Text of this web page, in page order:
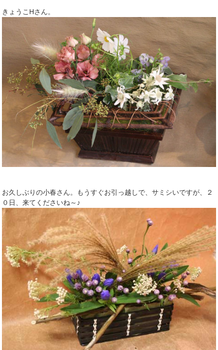
きょうこHさん。
お久しぶりの小春さん。もうすぐお引っ越しで、サミシいですが、２
０日、来てくださいね～♪